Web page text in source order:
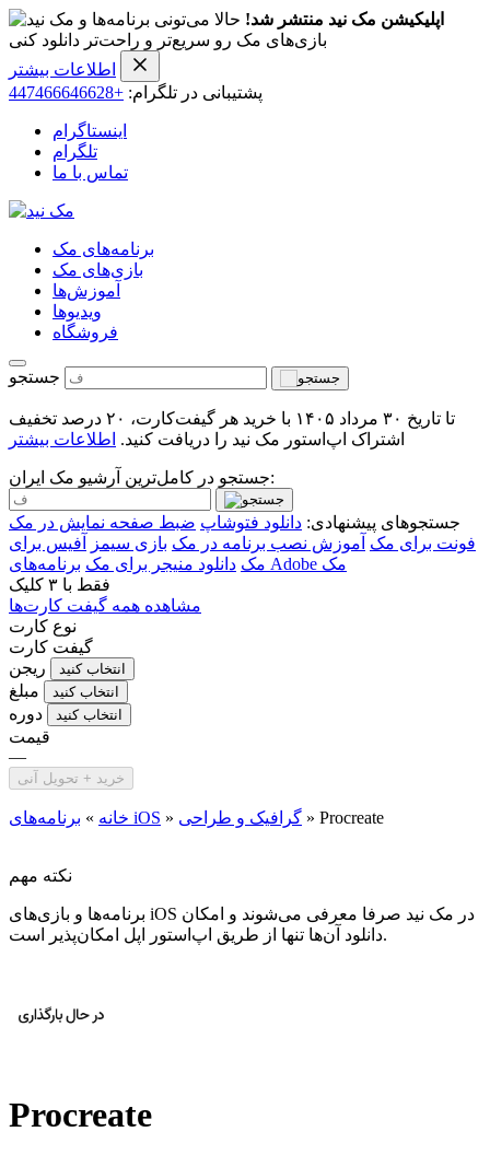
اپلیکیشن مک نید منتشر شد! حالا می‌تونی برنامه‌ها و
بازی‌های مک رو سریع‌تر و راحت‌تر دانلود کنی
اطلاعات بیشتر
پشتیبانی در تلگرام: +447466646628
اینستاگرام
تلگرام
تماس با ما
برنامه‌های مک
بازی‌های مک
آموزش‌ها
ویدیو‌ها
فروشگاه
جستجو
تا تاریخ ۳۰ مرداد ۱۴۰۵ با خرید هر گیفت‌کارت، ۲۰ درصد تخفیف
اشتراک اپ‌استور مک نید را دریافت کنید. اطلاعات بیشتر
جستجو در کامل‌ترین آرشیو مک ایران:
جستجوهای پیشنهادی: دانلود فتوشاپ ضبط صفحه نمایش در مک
فونت برای مک آموزش نصب برنامه در مک بازی سیمز
آفیس برای
مک دانلود منیجر برای مک
برنامه‌های Adobe مک
فقط با ۳ کلیک
مشاهده همه گیفت کارت‌ها
نوع کارت
گیفت کارت
ریجن
انتخاب کنید
مبلغ انتخاب کنید
دوره انتخاب کنید
قیمت
—
خرید + تحویل آنی
خانه » برنامه‌های iOS » گرافیک و طراحی » Procreate
نکته مهم
برنامه‌ها و بازی‌های iOS در مک نید صرفا معرفی می‌شوند و امکان
دانلود آن‌ها تنها از طریق اپ‌استور اپل امکان‌پذیر است.
Procreate